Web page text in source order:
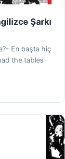
Şarkı
En başta hiç
the tables